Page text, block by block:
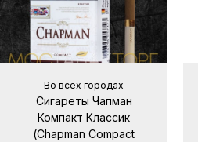
Во всех городах
Сигареты Чапман
Компакт Классик
(Chapman Compact